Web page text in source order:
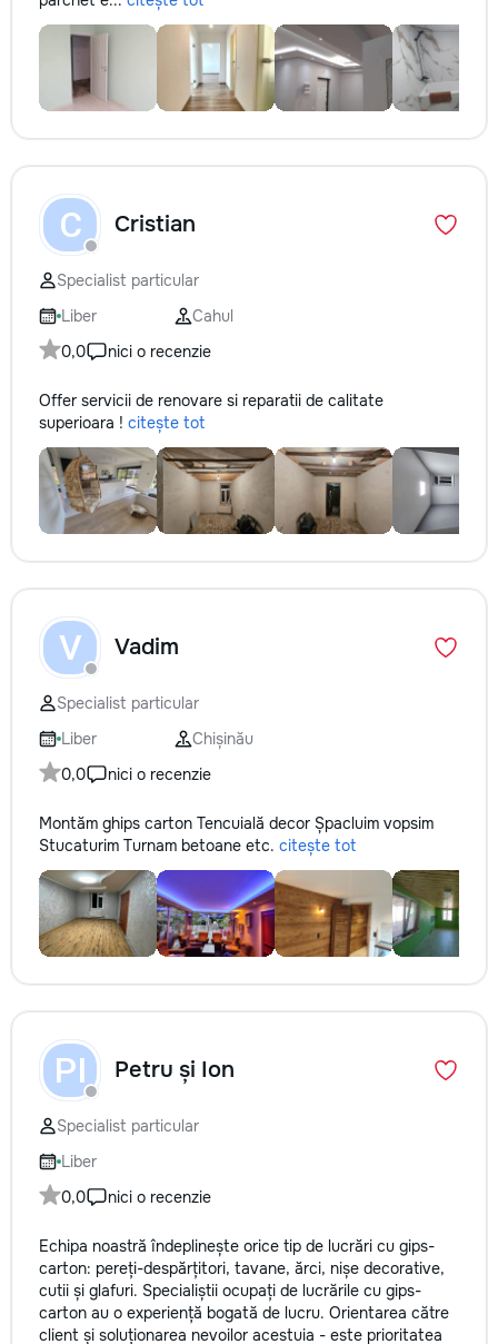
C Cristian
Specialist particular
Liber
Cahul
0,0
nici o recenzie
Offer servicii de renovare si reparatii de calitate
superioara ! citește tot
V Vadim
Specialist particular
Liber
Chișinău
0,0
nici o recenzie
Montăm ghips carton Tencuială decor Șpacluim vopsim
Stucaturim Turnam betoane etc. citește tot
PI Petru și Ion
Specialist particular
Liber
0,0
nici o recenzie
Echipa noastră îndeplinește orice tip de lucrări cu gips-
carton: pereți-despărțitori, tavane, ărci, nișe decorative,
cutii și glafuri. Specialiștii ocupați de lucrările cu gips-
carton au o experiență bogată de lucru. Orientarea către
client și soluționarea nevoilor acestuia - este prioritatea